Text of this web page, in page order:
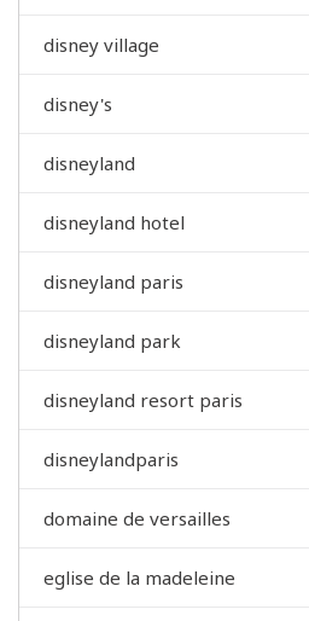
disney village
disney's
disneyland
disneyland hotel
disneyland paris
disneyland park
disneyland resort paris
disneylandparis
domaine de versailles
eglise de la madeleine